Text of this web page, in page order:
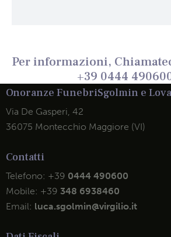
Per informazioni,
+39 0444
Onoranze FunebriSgolmin e
Via De Gasperi, 42
36075 Montecchio Maggiore (VI)
Contatti
Telefono: +39 0444 490600
Mobile: +39 348 6938460
Email: luca.sgolmin@virgilio.it